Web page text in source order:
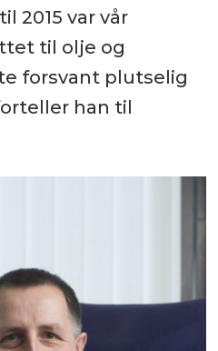
2015 var vår
til olje og
forsvant plutselig
han til